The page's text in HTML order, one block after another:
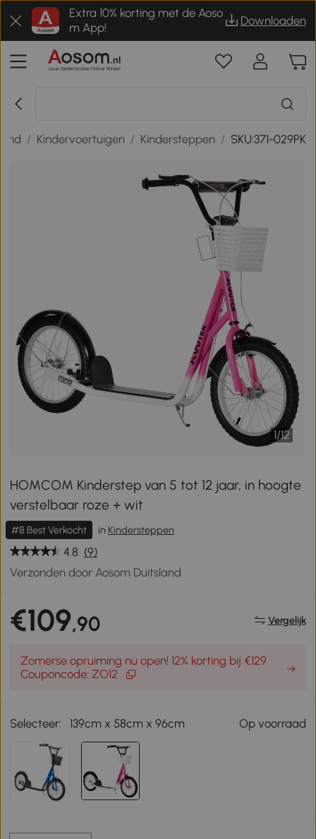
Extra 10% korting met de Aoso
m App!
Downloaden
/ Kindervoertuigen / Kindersteppen / SKU:371-029PK
1/12
HOMCOM Kinderstep van 5 tot 12 jaar, in hoogte
verstelbaar roze + wit
#8 Best Verkocht in Kindersteppen
4.8 (9)
Verzonden door Aosom Duitsland
€109,90 Vergelijk
Zomerse opruiming nu open! 12% korting bij €129
Couponcode: ZO12
Selecteer: 139cm x 58cm x 96cm Op voorraad